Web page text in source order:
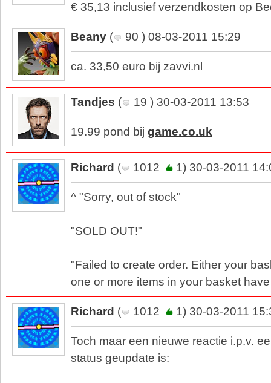
€ 35,13 inclusief verzendkosten op
Beany ( 90 ) 08-03-2011 15:29
ca. 33,50 euro bij zavvi.nl
Tandjes ( 19 ) 30-03-2011 13:53
19.99 pond bij game.co.uk
Richard ( 1012 1) 30-03-2011
^ "Sorry, out of stock"
"SOLD OUT!"
"Failed to create order. Either your
one or more items in your basket
Richard ( 1012 1) 30-03-2011
Toch maar een nieuwe reactie i.p.v.
status geupdate is: